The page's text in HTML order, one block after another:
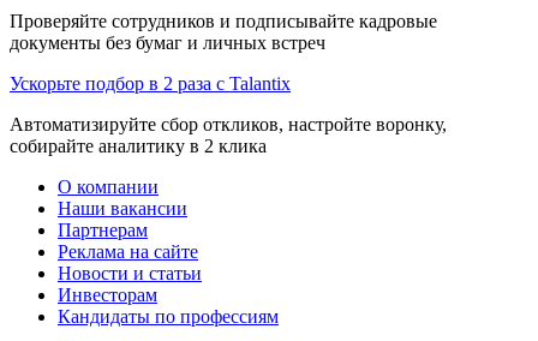
Проверяйте сотрудников и подписывайте кадровые
документы без бумаг и личных встреч
Ускорьте подбор в 2 раза с Talantix
Автоматизируйте сбор откликов, настройте воронку,
собирайте аналитику в 2 клика
О компании
Наши вакансии
Партнерам
Реклама на сайте
Новости и статьи
Инвесторам
Кандидаты по профессиям